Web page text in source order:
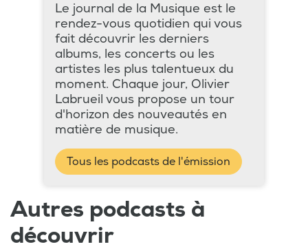
Le journal de la Musique est le
rendez-vous quotidien qui vous
fait découvrir les derniers
albums, les concerts ou les
artistes les plus talentueux du
moment. Chaque jour, Olivier
Labrueil vous propose un tour
d'horizon des nouveautés en
matière de musique.
Tous les podcasts de l'émission
Autres podcasts à
découvrir